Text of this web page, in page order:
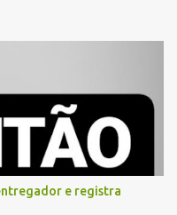
ainda no local. Outras
Até o momento, não
o estado de saúde dos
Gertrudes atenderam a
da perícia. Até a
sido preso. A Polícia
e registra